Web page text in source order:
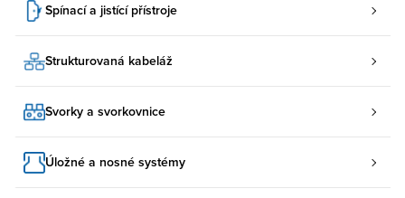
Spínací a jistící přístroje
Strukturovaná kabeláž
Svorky a svorkovnice
Úložné a nosné systémy